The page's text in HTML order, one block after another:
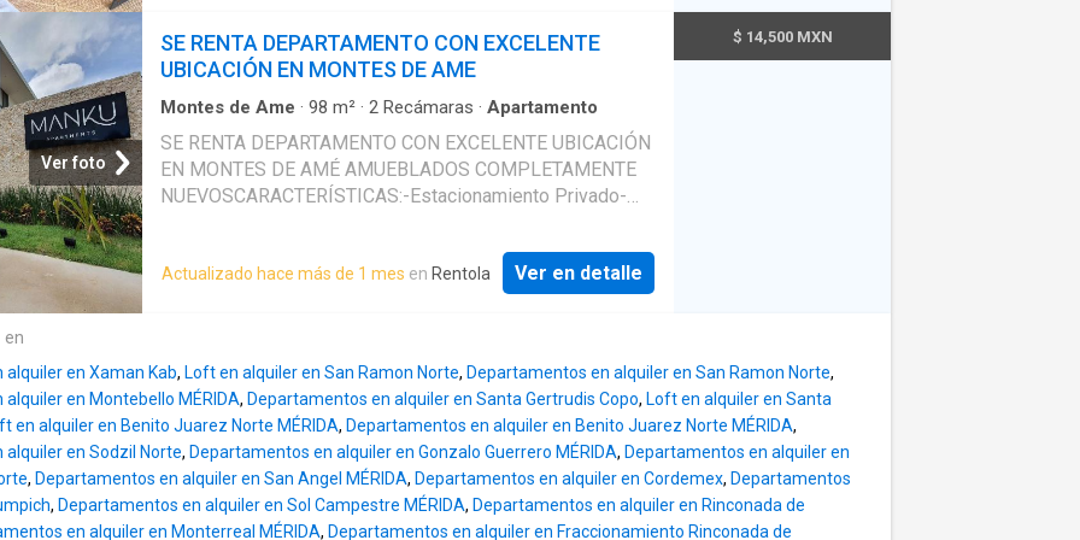
walkking clóset Habitación 2 con literas baño compartido
con visitas 2 Baños completos Cocina equipada Área de
Lavado con Lavadora Estacionamiento 2 Cajones Terraza
Hermosa Vista Completamente amueblado y equipado
Amenidades: Recepción Elevador Ludoteca Salón de usos
múltiples climatizado Gimnasio Baños de damas y
Mes de renta Mes de deposito Aval o doble deposito
Gastos Notariales: Disponibilidad y precios sujetos a
Ver foto
SE RENTA DEPARTAMENTO CON EXCELENTE
UBICACIÓN EN MONTES DE AME
Montes de Ame · 98 m² · 2 Recámaras · Apartamento
SE RENTA DEPARTAMENTO CON EXCELENTE UBICACIÓN
EN MONTES DE AMÉ AMUEBLADOS COMPLETAMENTE
NUEVOSCARACTERÍSTICAS:-Estacionamiento Privado-
eléctrico y vigilante 24 hrs-Sala Equipada con cortinas y
minisplit-Comedor-Cocina (Parrilla eléctrica, Refrigerador,
matrimonial, closet, Ventilador, Minisplit, Cortinas y
Tocador.-1 Recamara comparte baño de Visitas,closet,
Ventilador, Minisplit, Cortinas y TocadorEstado de
conservación: Excelente.DISPONIBLE PARA EL 15 de
Marzo y 20 de AbrilINCLUYE:Mantenimiento de áreas
comunes AguaInternet independiente Recolección de
Actualizado hace más de 1 mes en Rentola Ver en detalle
$ 14,500 MXN
en
en Xaman Kab, Loft en alquiler en San Ramon Norte, Departamentos en alquiler en San Ramon Norte,
en Montebello MÉRIDA, Departamentos en alquiler en Santa Gertrudis Copo, Loft en alquiler en Santa
en alquiler en Benito Juarez Norte MÉRIDA, Departamentos en alquiler en Benito Juarez Norte MÉRIDA,
en Sodzil Norte, Departamentos en alquiler en Gonzalo Guerrero MÉRIDA, Departamentos en alquiler en
, Departamentos en alquiler en San Angel MÉRIDA, Departamentos en alquiler en Cordemex, Departamentos
, Departamentos en alquiler en Sol Campestre MÉRIDA, Departamentos en alquiler en Rinconada de
en alquiler en Monterreal MÉRIDA, Departamentos en alquiler en Fraccionamiento Rinconada de